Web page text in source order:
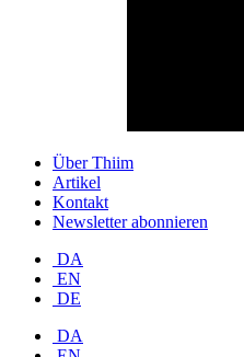
Über Thiim
Artikel
Kontakt
Newsletter abonnieren
DA
EN
DE
DA